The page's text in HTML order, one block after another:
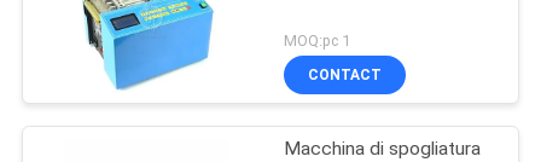
MOQ:pc 1
CONTACT
Macchina di spogliatura